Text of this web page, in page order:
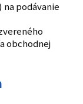
na podávanie
obchodnej